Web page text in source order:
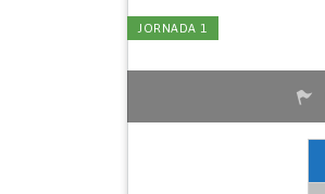
JORNADA 1